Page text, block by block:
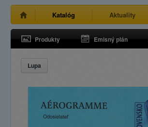
Katalóg Aktuality
Produkty Emisný plán
Lupa